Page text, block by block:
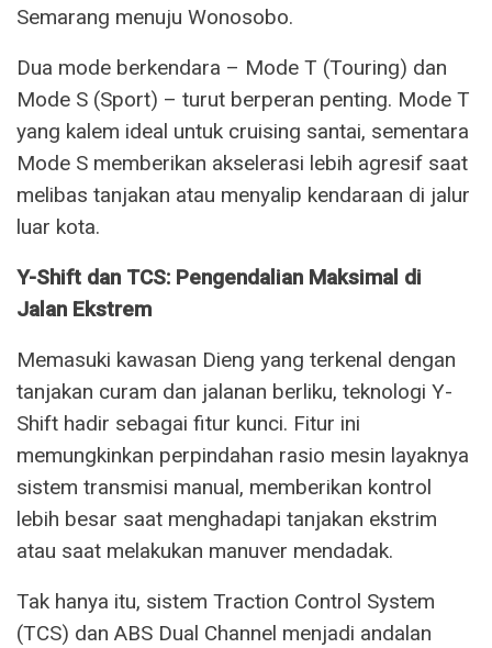
Semarang menuju Wonosobo.
Dua mode berkendara – Mode T (Touring) dan
Mode S (Sport) – turut berperan penting. Mode T
yang kalem ideal untuk cruising santai, sementara
Mode S memberikan akselerasi lebih agresif saat
melibas tanjakan atau menyalip kendaraan di jalur
luar kota.
Y-Shift dan TCS: Pengendalian Maksimal di
Jalan Ekstrem
Memasuki kawasan Dieng yang terkenal dengan
tanjakan curam dan jalanan berliku, teknologi Y-
Shift hadir sebagai fitur kunci. Fitur ini
memungkinkan perpindahan rasio mesin layaknya
sistem transmisi manual, memberikan kontrol
lebih besar saat menghadapi tanjakan ekstrim
atau saat melakukan manuver mendadak.
Tak hanya itu, sistem Traction Control System
(TCS) dan ABS Dual Channel menjadi andalan